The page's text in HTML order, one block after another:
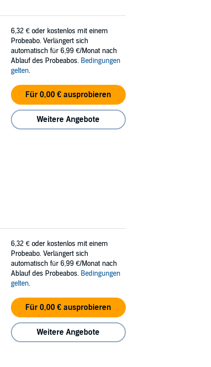
6,32 € oder kostenlos mit einem
Probeabo. Verlängert sich
automatisch für 6,99 €/Monat nach
Ablauf des Probeabos. Bedingungen
gelten.
Für 0,00 € ausprobieren
Weitere Angebote
6,32 € oder kostenlos mit einem
Probeabo. Verlängert sich
automatisch für 6,99 €/Monat nach
Ablauf des Probeabos. Bedingungen
gelten.
Für 0,00 € ausprobieren
Weitere Angebote